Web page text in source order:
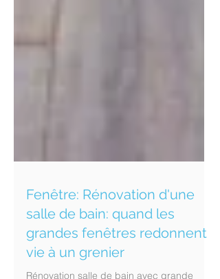
Fenêtre: Rénovation d'une
salle de bain: quand les
grandes fenêtres redonnent